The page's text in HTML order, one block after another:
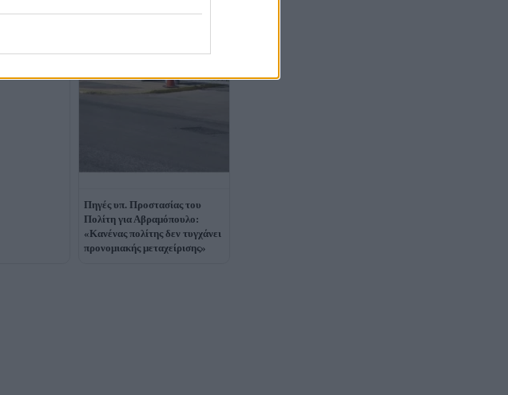
Πηγές υπ. Προστασίας του
Πολίτη για Αβραμόπουλο:
«Κανένας πολίτης δεν τυγχάνει
προνομιακής μεταχείρισης»